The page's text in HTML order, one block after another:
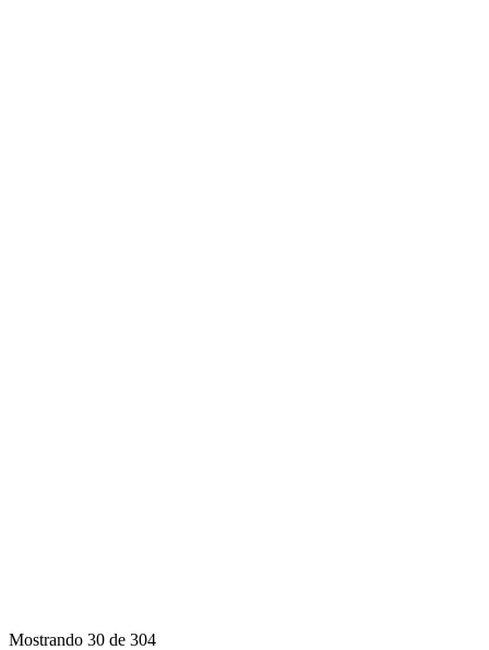
Mostrando 30 de 304